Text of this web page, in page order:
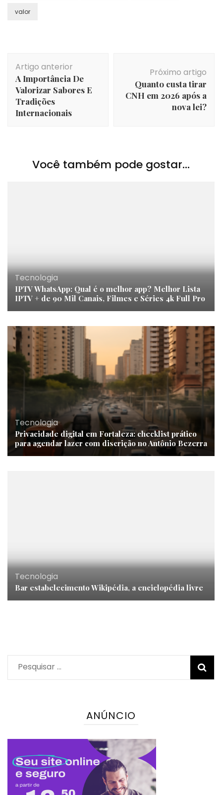
valor
de
post
Artigo anterior
A Importância De
Valorizar Sabores E
Tradições
Internacionais
Próximo artigo
Quanto custa tirar
CNH em 2026 após a
nova lei?
Você também pode gostar...
Tecnologia
IPTV WhatsApp: Qual é o melhor app? Melhor Lista
IPTV + de 90 Mil Canais, Filmes e Séries 4k Full Pro
Tecnologia
Privacidade digital em Fortaleza: checklist prático
para agendar lazer com discrição no Antônio Bezerra
Tecnologia
Bar estabelecimento Wikipédia, a enciclopédia livre
Pesquisar
por:
ANÚNCIO